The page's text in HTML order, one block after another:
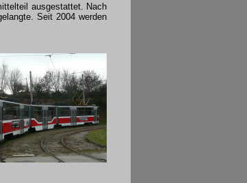
ausgestattet. Nach
Seit 2004 werden